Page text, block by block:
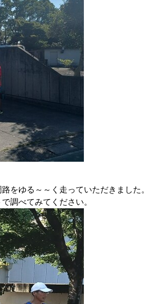
をゆる～～く走っていただきました。
調べてみてください。